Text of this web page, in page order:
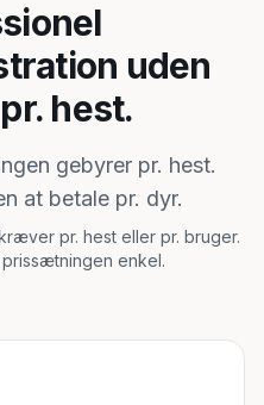
uden
hest.
gebyrer pr. hest.
at betale pr. dyr.
pr. hest eller pr. bruger.
enkel.